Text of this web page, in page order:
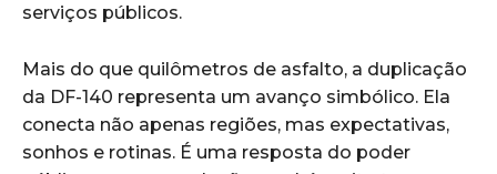
serviços públicos.
Mais do que quilômetros de asfalto, a duplicação
da DF-140 representa um avanço simbólico. Ela
conecta não apenas regiões, mas expectativas,
sonhos e rotinas. É uma resposta do poder